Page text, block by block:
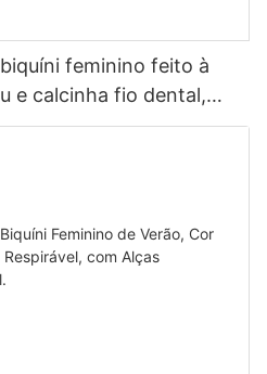
feminino feito à
e calcinha fio dental,
sem costura, design